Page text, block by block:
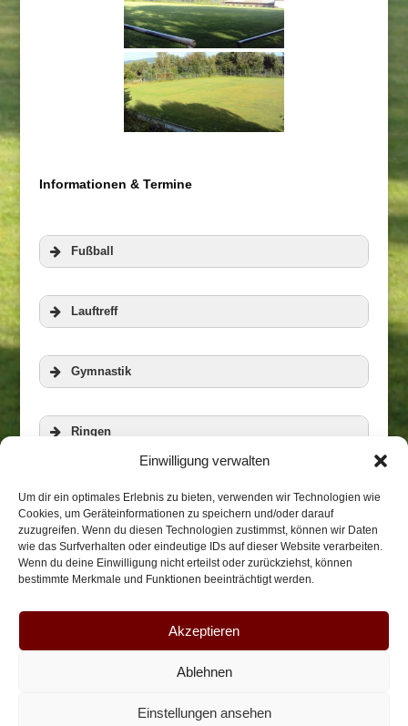
Einwilligung verwalten
Um dir ein optimales Erlebnis zu bieten, verwenden wir Technologien wie
Cookies, um Geräteinformationen zu speichern und/oder darauf
zuzugreifen. Wenn du diesen Technologien zustimmst, können wir Daten
wie das Surfverhalten oder eindeutige IDs auf dieser Website verarbeiten.
Wenn du deine Einwilligung nicht erteilst oder zurückziehst, können
bestimmte Merkmale und Funktionen beeinträchtigt werden.
Akzeptieren
Ablehnen
Einstellungen ansehen
Informationen & Termine
Fußball
Lauftreff
Veranstaltungen
Gymnastik
Ringen
Zur Homepage der RWG
Aerobic und Step
Weitere Informationen
Biketreff
Takama/Honkai-Karate
Weitere Informationen
Impressum Datenschutz